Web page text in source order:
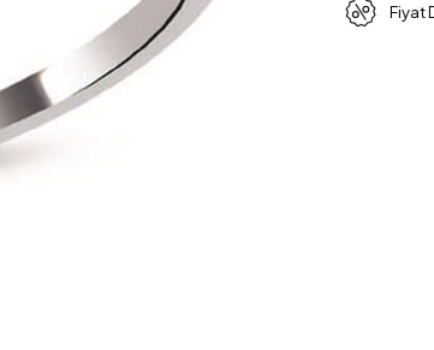
Fiyat